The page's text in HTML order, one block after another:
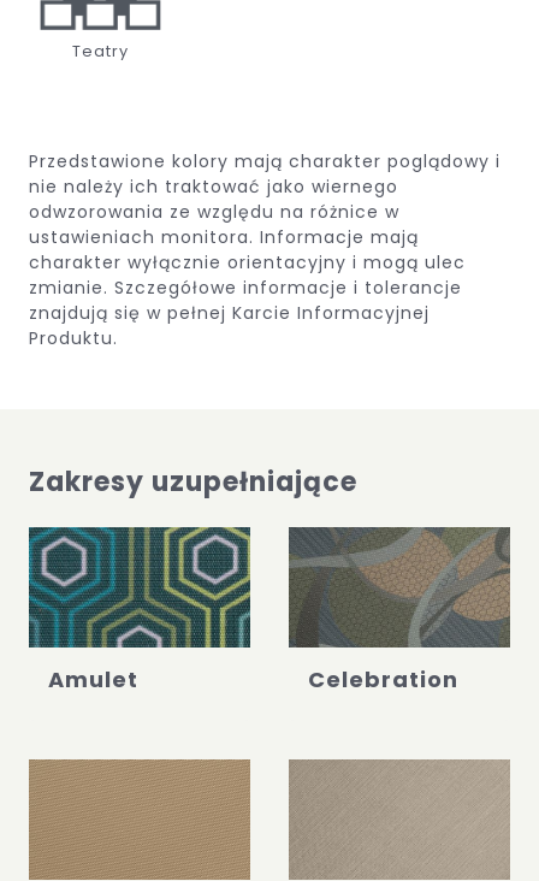
Teatry
Przedstawione kolory mają charakter poglądowy i
nie należy ich traktować jako wiernego
odwzorowania ze względu na różnice w
ustawieniach monitora. Informacje mają
charakter wyłącznie orientacyjny i mogą ulec
zmianie. Szczegółowe informacje i tolerancje
znajdują się w pełnej Karcie Informacyjnej
Produktu.
Zakresy uzupełniające
Amulet Celebration